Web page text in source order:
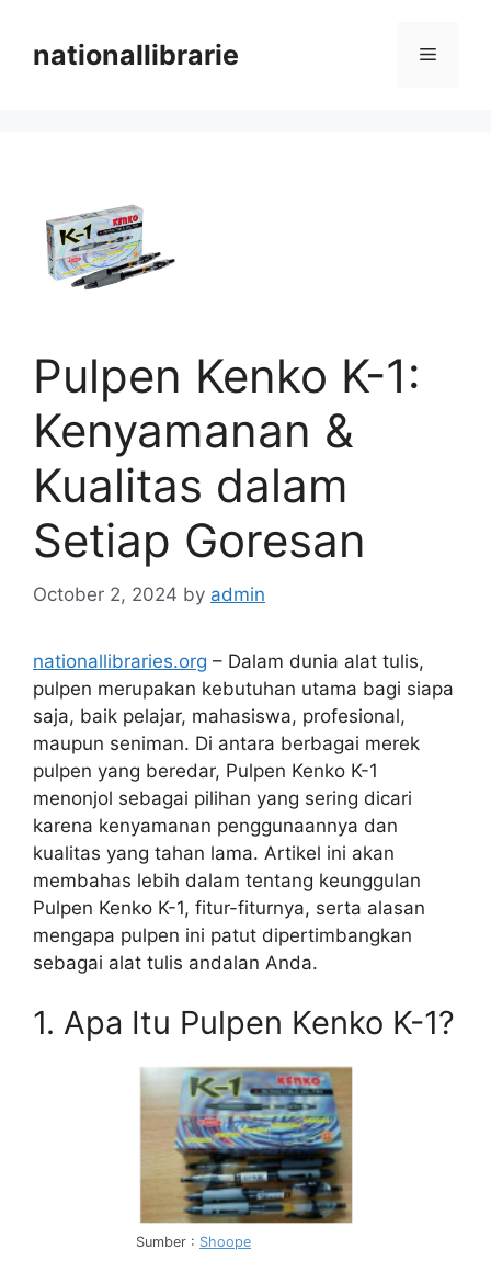
contentnationallibrarie Menu
Pulpen Kenko K-1:
Kenyamanan &
Kualitas dalam
Setiap Goresan
October 2, 2024 by admin
nationallibraries.org – Dalam dunia alat tulis,
pulpen merupakan kebutuhan utama bagi siapa
saja, baik pelajar, mahasiswa, profesional,
maupun seniman. Di antara berbagai merek
pulpen yang beredar, Pulpen Kenko K-1
menonjol sebagai pilihan yang sering dicari
karena kenyamanan penggunaannya dan
kualitas yang tahan lama. Artikel ini akan
membahas lebih dalam tentang keunggulan
Pulpen Kenko K-1, fitur-fiturnya, serta alasan
mengapa pulpen ini patut dipertimbangkan
sebagai alat tulis andalan Anda.
1. Apa Itu Pulpen Kenko K-1?
Sumber : Shoope